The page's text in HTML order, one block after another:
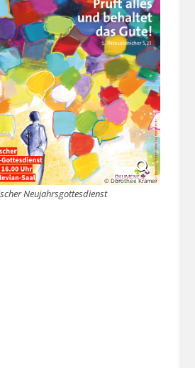
© Dorothee Krämer
Neujahrsgottesdienst